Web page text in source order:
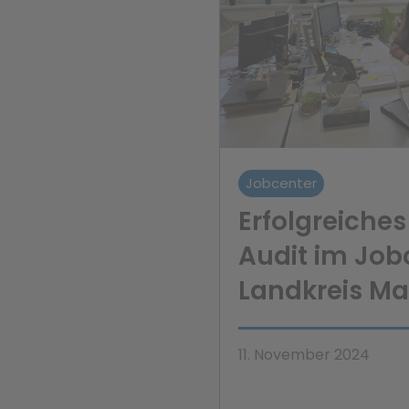
Jobcenter
Audit im
Landkreis
11. November 2024